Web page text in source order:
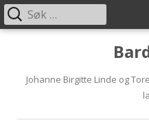
innholdJohanne Birgitte Linde og
Primærmeny
Søk
etter: